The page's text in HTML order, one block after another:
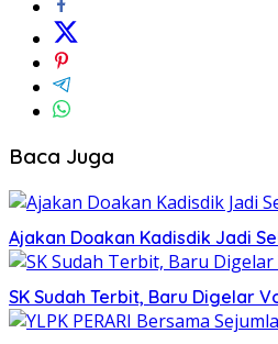
Baca Juga
Ajakan Doakan Kadisdik Jadi
SK Sudah Terbit, Baru Digelar